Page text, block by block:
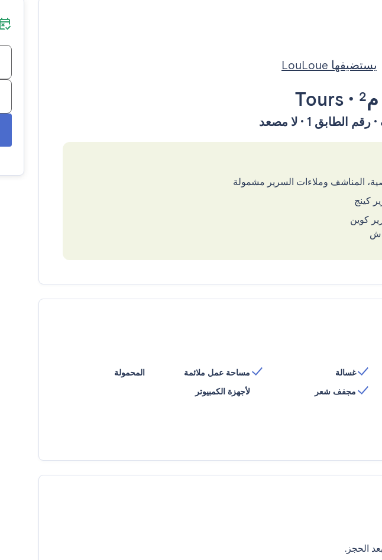
يستضيفها LouLoue
•
Tours
المناشف وملاءات السرير مشمولة
كينج
كوين
دش
غسالة
مجفف شعر
مساحة عمل ملائمة
لأجهزة الكمبيوتر
المحمولة
الحجز.